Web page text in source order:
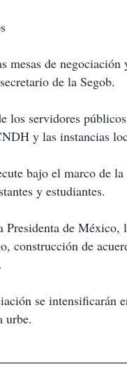
mesas de
de la Segob.
los servidores
y las instancias
bajo el marco de
y estudiantes.
Presidenta de
construcción de
se intensificarán
urbe.